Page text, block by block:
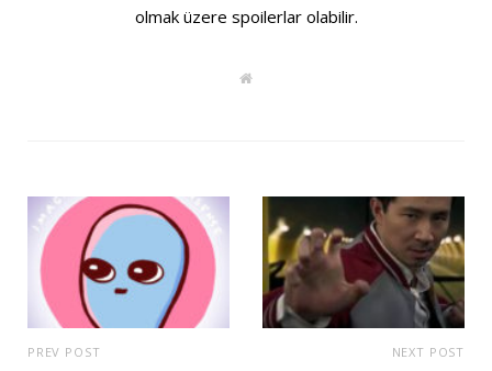
olmak üzere spoilerlar olabilir.
W
PREV POST NEXT POST